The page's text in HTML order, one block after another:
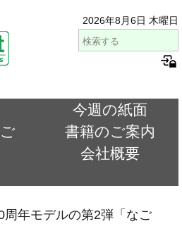
2026年8月6日 木曜日
今週の紙面
書籍のご案内
会社概要
年モデルの第2弾「なご